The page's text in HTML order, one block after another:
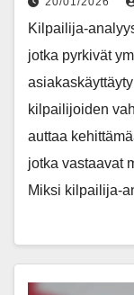
Kilpailija-
jotka pyrkivät
kilpailijoiden
auttaa
jotka vastaavat
Miksi kilpailija-